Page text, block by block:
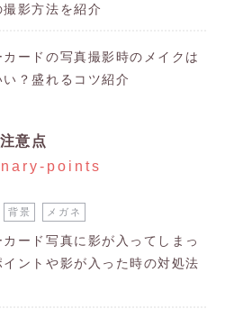
影方法を紹介
ードの写真撮影時のメイクは
い？盛れるコツ紹介
注意点
points
背景 メガネ
ード写真に影が入ってしまっ
ントや影が入った時の対処法